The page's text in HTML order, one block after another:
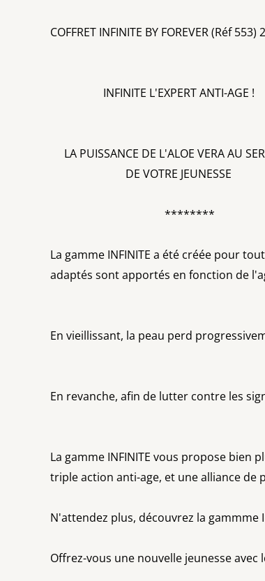
COFFRET INFINITE BY FOREVER (Réf
INFINITE L'EXPERT ANTI-AGE !
LA PUISSANCE DE L'ALOE VERA AU
DE VOTRE JEUNESSE
********
La gamme INFINITE a été créée pour
adaptés sont apportés en fonction de
En vieillissant, la peau perd
En revanche, afin de lutter contre les
La gamme INFINITE vous propose
triple action anti-age, et une alliance
N'attendez plus, découvrez la gammme
Offrez-vous une nouvelle jeunesse